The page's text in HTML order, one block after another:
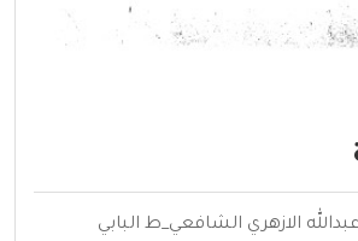
الازهري الشافعي_ط البابي